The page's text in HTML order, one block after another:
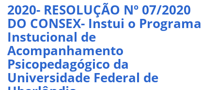
Nº
10/2020
DO
CONSEX-
Dispõe
sobre
normas
para
2020- RESOLUÇÃO Nº 07/2020
DO CONSEX- Instui o Programa
Instucional de
Acompanhamento
Psicopedagógico da
Universidade Federal de